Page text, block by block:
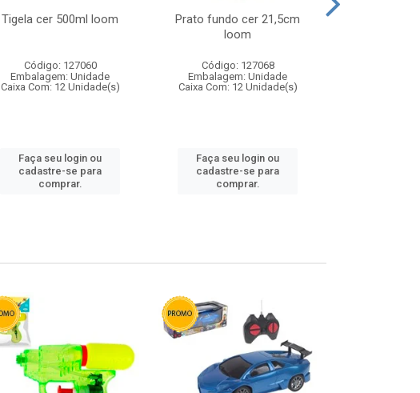
Tigela cer 500ml loom
Código: 127060
Embalagem: Unidade
Caixa Com: 12 Unidade(s)
Faça seu login ou
cadastre-se para
comprar.
Prato fundo cer 21,5cm
loom
Código: 127068
Embalagem: Unidade
Caixa Com: 12 Unidade(s)
Faça seu login ou
cadastre-se para
comprar.